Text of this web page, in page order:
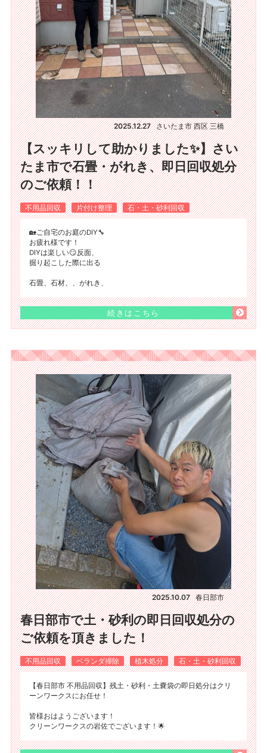
2025.12.27 さいたま市 西区 三橋
【スッキリして助かりました✨】さい
たま市で石畳・がれき、即日回収処分
のご依頼！！
不用品回収 片付け整理 石・土・砂利回収
🏡ご自宅のお庭のDIY🔧
お疲れ様です！
DIYは楽しい😏反面、
掘り起こした際に出る
石畳、石材、、がれき、
続きはこちら
2025.10.07 春日部市
春日部市で土・砂利の即日回収処分の
ご依頼を頂きました！
不用品回収 ベランダ掃除 植木処分 石・土・砂利回収
【春日部市 不用品回収】残土・砂利・土嚢袋の即日処分はクリ
ーンワークスにお任せ！
皆様おはようございます！
クリーンワークスの岩佐でございます！🌟